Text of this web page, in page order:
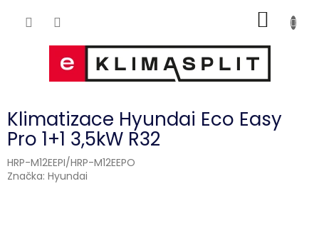
KOŠÍK
Klimatizace Hyundai Eco Easy
Pro 1+1 3,5kW R32
HRP-M12EEPI/HRP-M12EEPO
Značka: Hyundai